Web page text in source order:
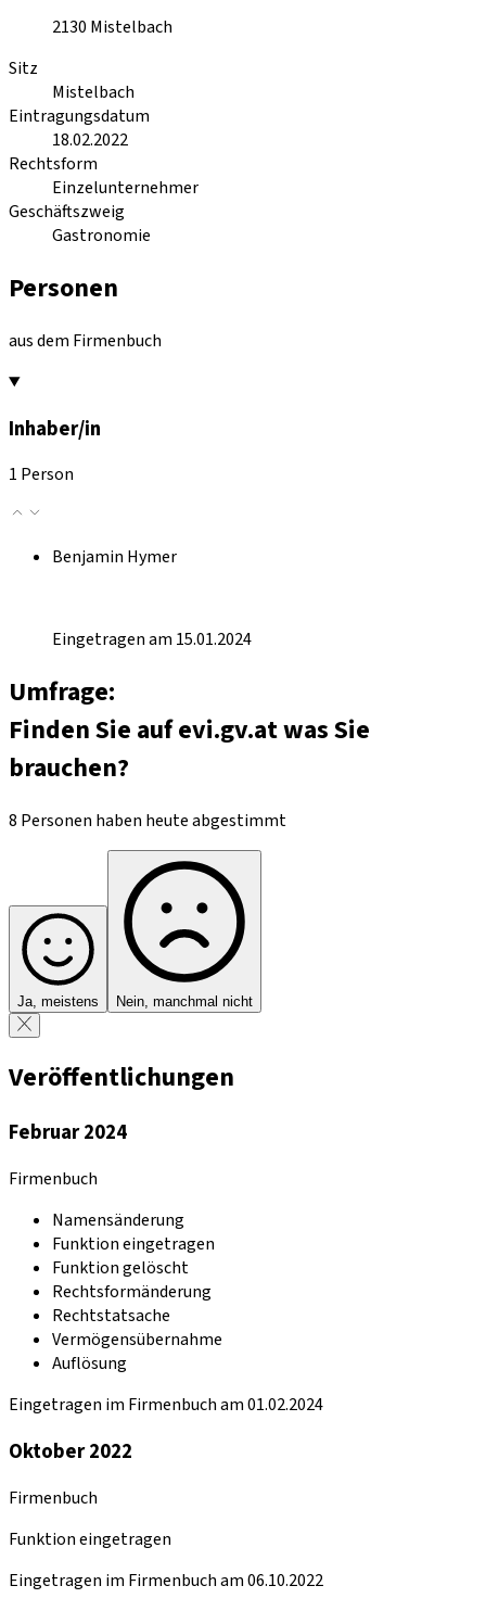
2130 Mistelbach
Sitz
Mistelbach
Eintragungsdatum
18.02.2022
Rechtsform
Einzelunternehmer
Geschäftszweig
Gastronomie
Personen
aus dem Firmenbuch
Inhaber/in
1 Person
Benjamin Hymer
Eingetragen am 15.01.2024
Umfrage:
Finden Sie auf evi.gv.at was Sie
brauchen?
8 Personen haben heute abgestimmt
Ja, meistens Nein, manchmal nicht
Veröffentlichungen
Februar 2024
Firmenbuch
Namensänderung
Funktion eingetragen
Funktion gelöscht
Rechtsformänderung
Rechtstatsache
Vermögensübernahme
Auflösung
Eingetragen im Firmenbuch am 01.02.2024
Oktober 2022
Firmenbuch
Funktion eingetragen
Eingetragen im Firmenbuch am 06.10.2022